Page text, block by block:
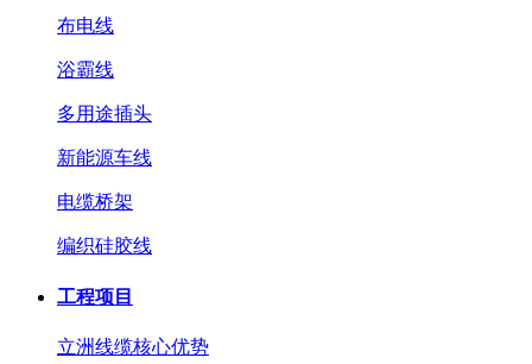
布电线
浴霸线
多用途插头
新能源车线
电缆桥架
编织硅胶线
工程项目
立洲线缆核心优势